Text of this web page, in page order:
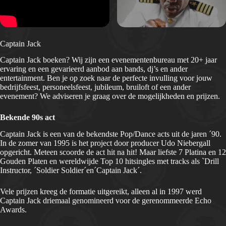
Captain Jack
Captain Jack boeken? Wij zijn een evenementenbureau met 20+ jaar
ervaring en een gevarieerd aanbod aan bands, dj’s en ander
entertainment. Ben je op zoek naar de perfecte invulling voor jouw
bedrijfsfeest, personeelsfeest, jubileum, bruiloft of een ander
evenement? We adviseren je graag over de mogelijkheden en prijzen.
Bekende 90s act
Captain Jack is een van de bekendste Pop/Dance acts uit de jaren ´90.
In de zomer van 1995 is het project door producer Udo Niebergall
opgericht. Meteen scoorde de act hit na hit! Maar liefste 7 Platina en 12
Gouden Platen en wereldwijde Top 10 hitsingles met tracks als `Drill
Instructor, ´Soldier Soldier´en´Captain Jack´.
Vele prijzen kreeg de formatie uitgereikt, alleen al in 1997 werd
Captain Jack driemaal genomineerd voor de gerenommeerde Echo
Awards.